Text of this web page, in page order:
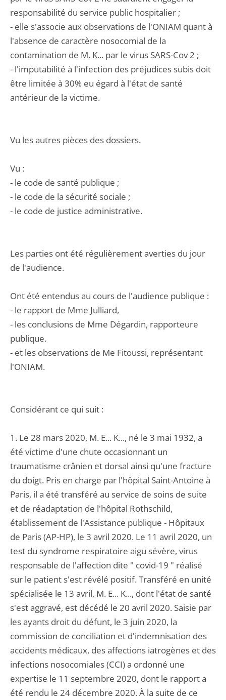
responsabilité du service public hospitalier ;
- elle s'associe aux observations de l'ONIAM quant à
l'absence de caractère nosocomial de la
contamination de M. K... par le virus SARS-Cov 2 ;
- l'imputabilité à l'infection des préjudices subis doit
être limitée à 30% eu égard à l'état de santé
antérieur de la victime.
Vu les autres pièces des dossiers.
Vu :
- le code de santé publique ;
- le code de la sécurité sociale ;
- le code de justice administrative.
Les parties ont été régulièrement averties du jour
de l'audience.
Ont été entendus au cours de l'audience publique :
- le rapport de Mme Julliard,
- les conclusions de Mme Dégardin, rapporteure
publique.
- et les observations de Me Fitoussi, représentant
l'ONIAM.
Considérant ce qui suit :
1. Le 28 mars 2020, M. E... K..., né le 3 mai 1932, a
été victime d'une chute occasionnant un
traumatisme crânien et dorsal ainsi qu'une fracture
du doigt. Pris en charge par l'hôpital Saint-Antoine à
Paris, il a été transféré au service de soins de suite
et de réadaptation de l'hôpital Rothschild,
établissement de l'Assistance publique - Hôpitaux
de Paris (AP-HP), le 3 avril 2020. Le 11 avril 2020, un
test du syndrome respiratoire aigu sévère, virus
responsable de l'affection dite " covid-19 " réalisé
sur le patient s'est révélé positif. Transféré en unité
spécialisée le 13 avril, M. E... K..., dont l'état de santé
s'est aggravé, est décédé le 20 avril 2020. Saisie par
les ayants droit du défunt, le 3 juin 2020, la
commission de conciliation et d'indemnisation des
accidents médicaux, des affections iatrogènes et des
infections nosocomiales (CCI) a ordonné une
expertise le 11 septembre 2020, dont le rapport a
été rendu le 24 décembre 2020. À la suite de ce